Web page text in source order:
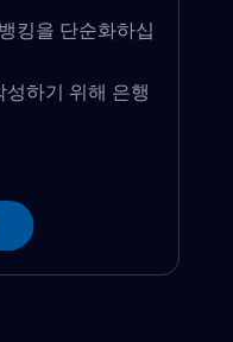
킹을 단순화하십
하기 위해 은행